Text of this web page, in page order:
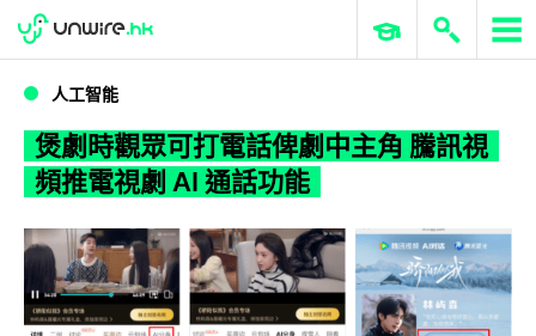
WWDC 2026 ERP 與商業 AI
人工智能
煲劇時觀眾可打電話俾劇中主角 騰訊視
頻推電視劇 AI 通話功能